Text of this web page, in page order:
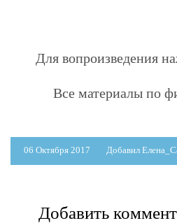
Для вопроизведения
Все материалы по
06 Октября 2017 Добавил
Добавить